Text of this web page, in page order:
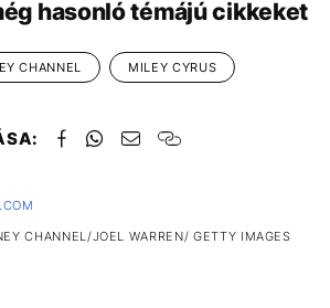
hasonló témájú cikkeket
CHANNEL MILEY CYRUS
CHANNEL/JOEL WARREN/ GETTY IMAGES